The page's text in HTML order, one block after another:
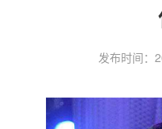
发布时间：